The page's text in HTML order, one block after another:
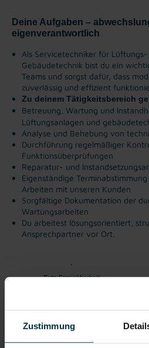
Zustimmung
Deine Aufgaben –
eigenverantwortlich
Als Servicetechniker für
Gebäudetechnik bist du ein
Teams und sorgst dafür, dass
zuverlässig und effizient
Zu deinem Tätigkeitsbereich
Betreuung, Wartung und
Lüftungsanlagen und
Analyse und Behebung von
Durchführung regelmäßiger
Funktionsüberprüfungen
Reparatur- und
Eigenständige
Arbeiten mit unseren Kunden
Sorgfältige Dokumentation der
Wartungsarbeiten
Du arbeitest lösungsorientiert,
Ansprechpartner vor Ort.
Gute Erreichbarkeit
Firmenevents